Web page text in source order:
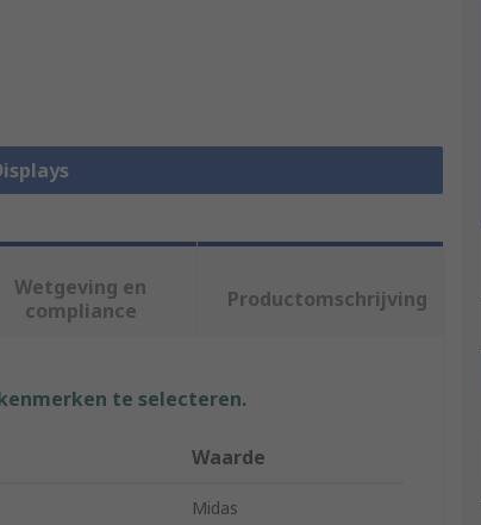
Wetgeving en
compliance
Productomschrijving
te selecteren.
Waarde
Midas